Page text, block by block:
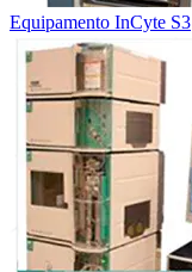
Equipamento InCyte S3